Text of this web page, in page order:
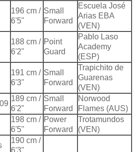
196 cm /
6'5"
Small
Forward
Escuela José
Arias EBA
(VEN)
188 cm /
6'2"
Point
Guard
Pablo Laso
Academy
(ESP)
191 cm /
6'3"
Small
Forward
Trapichito de
Guarenas
(VEN)
189 cm /
6'2"
Small
Forward
Norwood
Flames (AUS)
198 cm /
6'5"
Power
Forward
Trotamundos
(VEN)
190 cm /